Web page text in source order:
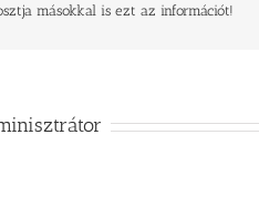
másokkal is ezt az információt!